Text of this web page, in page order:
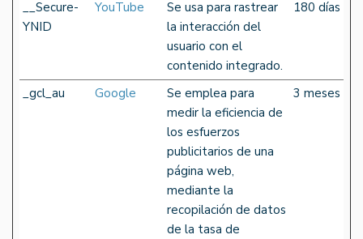
__Secure-
YNID
YouTube
Se usa para rastrear
la interacción del
usuario con el
contenido integrado.
180 días
_gcl_au Google
Se emplea para
medir la eficiencia de
los esfuerzos
publicitarios de una
página web,
mediante la
recopilación de datos
de la tasa de
3 meses